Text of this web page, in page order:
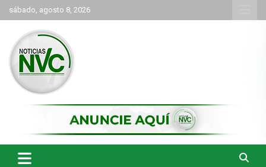
Saltar
al
contenido
sábado, agosto 8, 2026
NVC Noticias